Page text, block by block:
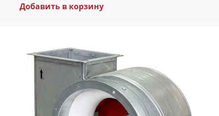
Добавить в корзину